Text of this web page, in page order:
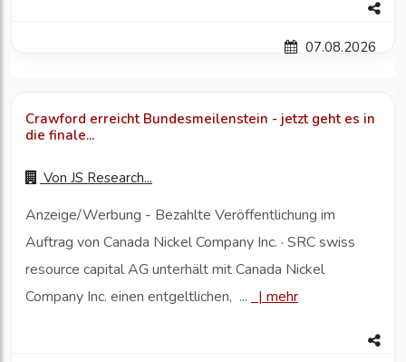
07.08.2026
Crawford erreicht Bundesmeilenstein - jetzt geht es in
die finale...
Von JS Research...
Anzeige/Werbung - Bezahlte Veröffentlichung im
Auftrag von Canada Nickel Company Inc. · SRC swiss
resource capital AG unterhält mit Canada Nickel
Company Inc. einen entgeltlichen, ...
| mehr